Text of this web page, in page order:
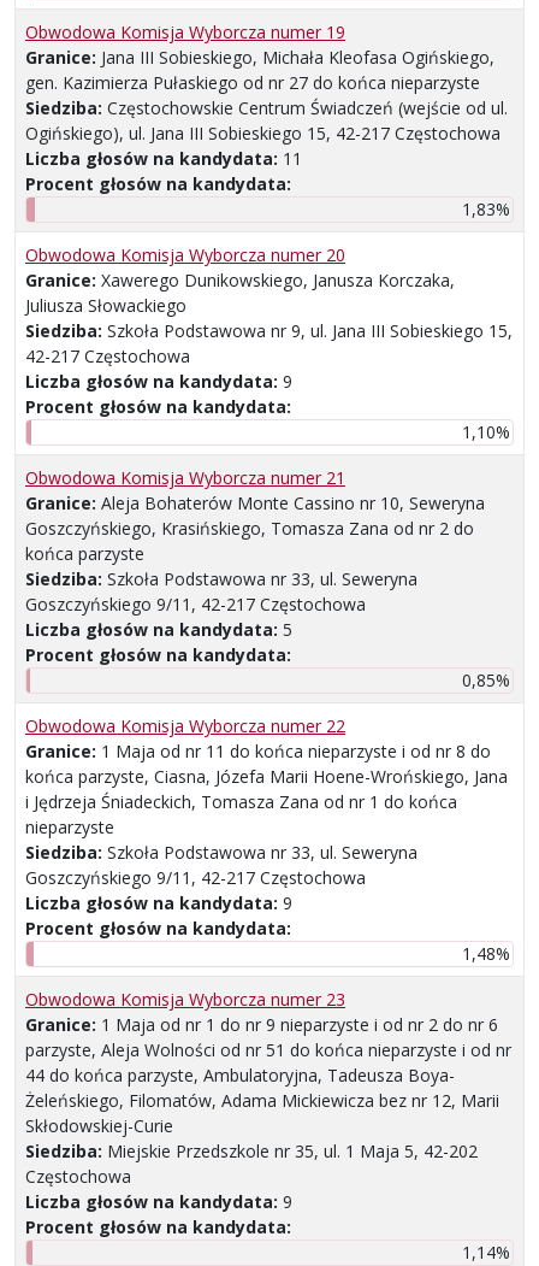
Obwodowa Komisja Wyborcza numer 19
Granice: Jana III Sobieskiego, Michała Kleofasa Ogińskiego,
gen. Kazimierza Pułaskiego od nr 27 do końca nieparzyste
Siedziba: Częstochowskie Centrum Świadczeń (wejście od ul.
Ogińskiego), ul. Jana III Sobieskiego 15, 42-217 Częstochowa
Liczba głosów na kandydata: 11
Procent głosów na kandydata:
1,83%
Obwodowa Komisja Wyborcza numer 20
Granice: Xawerego Dunikowskiego, Janusza Korczaka,
Juliusza Słowackiego
Siedziba: Szkoła Podstawowa nr 9, ul. Jana III Sobieskiego 15,
42-217 Częstochowa
Liczba głosów na kandydata: 9
Procent głosów na kandydata:
1,10%
Obwodowa Komisja Wyborcza numer 21
Granice: Aleja Bohaterów Monte Cassino nr 10, Seweryna
Goszczyńskiego, Krasińskiego, Tomasza Zana od nr 2 do
końca parzyste
Siedziba: Szkoła Podstawowa nr 33, ul. Seweryna
Goszczyńskiego 9/11, 42-217 Częstochowa
Liczba głosów na kandydata: 5
Procent głosów na kandydata:
0,85%
Obwodowa Komisja Wyborcza numer 22
Granice: 1 Maja od nr 11 do końca nieparzyste i od nr 8 do
końca parzyste, Ciasna, Józefa Marii Hoene-Wrońskiego, Jana
i Jędrzeja Śniadeckich, Tomasza Zana od nr 1 do końca
nieparzyste
Siedziba: Szkoła Podstawowa nr 33, ul. Seweryna
Goszczyńskiego 9/11, 42-217 Częstochowa
Liczba głosów na kandydata: 9
Procent głosów na kandydata:
1,48%
Obwodowa Komisja Wyborcza numer 23
Granice: 1 Maja od nr 1 do nr 9 nieparzyste i od nr 2 do nr 6
parzyste, Aleja Wolności od nr 51 do końca nieparzyste i od nr
44 do końca parzyste, Ambulatoryjna, Tadeusza Boya-
Żeleńskiego, Filomatów, Adama Mickiewicza bez nr 12, Marii
Skłodowskiej-Curie
Siedziba: Miejskie Przedszkole nr 35, ul. 1 Maja 5, 42-202
Częstochowa
Liczba głosów na kandydata: 9
Procent głosów na kandydata:
1,14%